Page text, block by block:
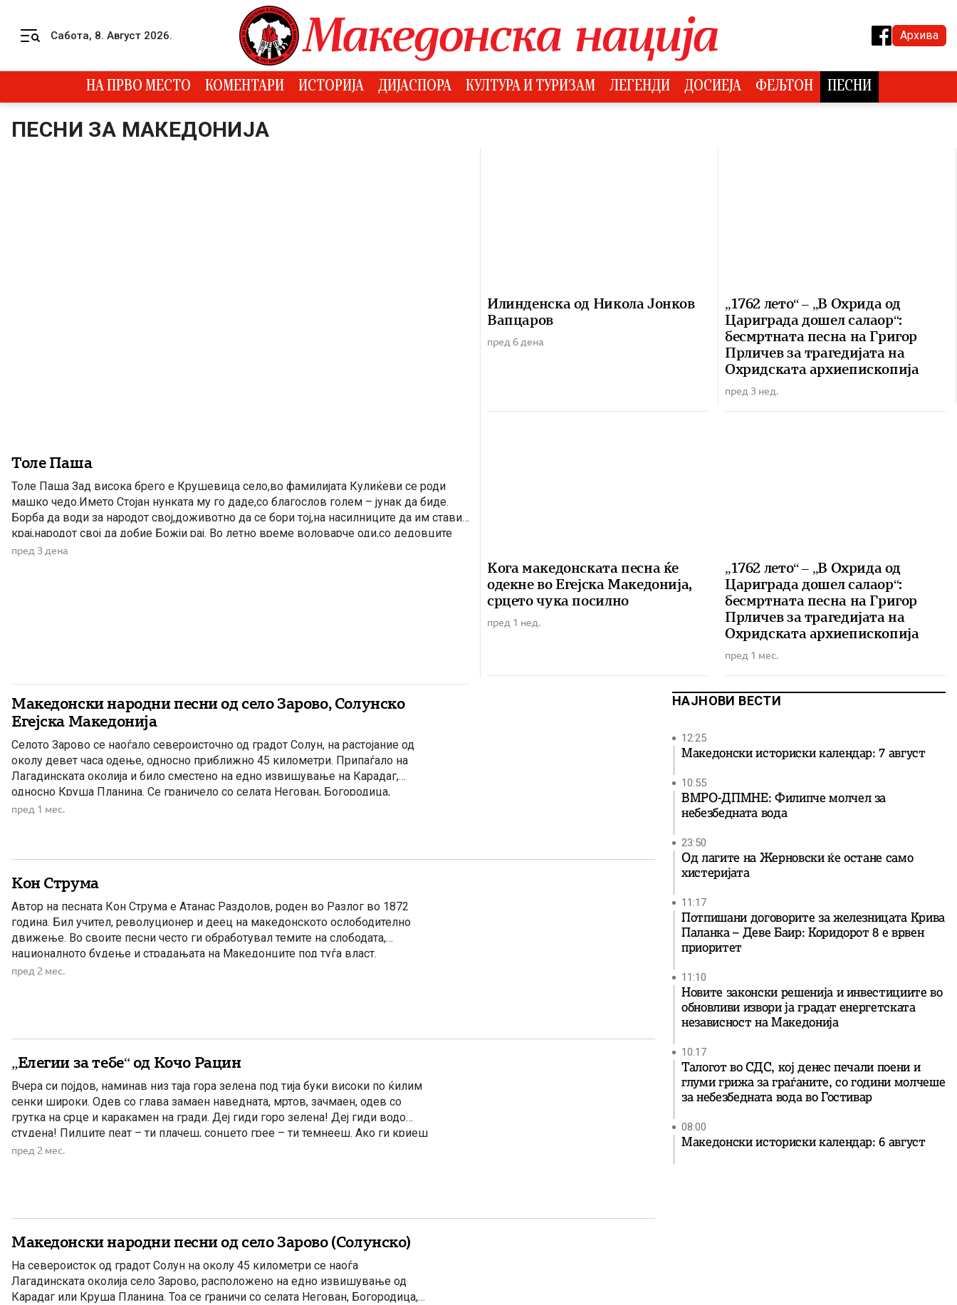
Сабота, 8. Август 2026. Архива
НА ПРВО МЕСТО КОМЕНТАРИ ИСТОРИЈА ДИЈАСПОРА КУЛТУРА И ТУРИЗАМ ЛЕГЕНДИ ДОСИЕЈА ФЕЉТОН ПЕСНИ
ПЕСНИ ЗА МАКЕДОНИЈА
Толе Паша
Толе Паша Зад висока брего е Крушевица село,во фамилијата Кулиќеви се роди
машко чедо.Името Стојан нунката му го даде,со благослов голем – јунак да биде.
Борба да води за народот свој,доживотно да се бори тој,на насилниците да им стави
крај,народот свој да добие Божји рај. Во летно време воловарче оди,со дедовците
Толе дружба прави,разни приказни […]
пред 3 дена
Илинденска од Никола Јонков
Вапцаров
пред 6 дена
Кога македонската песна ќе
одекне во Егејска Македонија,
срцето чука посилно
пред 1 нед.
„1762 лето“ – „В Охрида од
Цариграда дошел салаор“:
бесмртната песна на Григор
Прличев за трагедијата на
Охридската архиепископија
пред 3 нед.
„1762 лето“ – „В Охрида од
Цариграда дошел салаор“:
бесмртната песна на Григор
Прличев за трагедијата на
Охридската архиепископија
пред 1 мес.
Македонски народни песни од село Зарово, Солунско
Егејска Македонија
Селото Зарово се наоѓало североисточно од градот Солун, на растојание од
околу девет часа одење, односно приближно 45 километри. Припаѓало на
Лагадинската околија и било сместено на едно извишување на Карадаг,
односно Круша Планина. Се граничело со селата Негован, Богородица,
Висока, Берово и со реката Богдана. Богатата народна традиција на ова
пред 1 мес.
Кон Струма
Автор на песната Кон Струма е Атанас Раздолов, роден во Разлог во 1872
година. Бил учител, револуционер и деец на македонското ослободително
движење. Во своите песни често ги обработувал темите на слободата,
националното будење и страдањата на Македонците под туѓа власт.
Неговото творештво претставува значаен дел од македонската
пред 2 мес.
„Елегии за тебе“ од Кочо Рацин
Вчера си појдов, наминав низ таја гора зелена под тија буки високи по ќилим
сенки широки. Одев со глава замаен наведната, мртов, зачмаен, одев со
грутка на срце и каракамен на гради. Деј гиди горо зелена! Деј гиди водо
студена! Пилците пеат – ти плачеш, сонцето грее – ти темнееш. Ако ги криеш
коските на […]
пред 2 мес.
Македонски народни песни од село Зарово (Солунско)
На североисток од градот Солун на околу 45 километри се наоѓа
Лагадинската околија село Зарово, расположено на едно извишување од
Карадаг или Круша Планина. Тоа се граничи со селата Негован, Богородица,
НАЈНОВИ ВЕСТИ
12:25
Македонски историски календар: 7 август
10:55
ВМРО-ДПМНЕ: Филипче молчел за
небезбедната вода
23:50
Од лагите на Жерновски ќе остане само
хистеријата
11:17
Потпишани договорите за железницата Крива
Паланка – Деве Баир: Коридорот 8 е врвен
приоритет
11:10
Новите законски решенија и инвестициите во
обновливи извори ја градат енергетската
независност на Македонија
10:17
Талогот во СДС, кој денес печали поени и
глуми грижа за граѓаните, со години молчеше
за небезбедната вода во Гостивар
08:00
Македонски историски календар: 6 август